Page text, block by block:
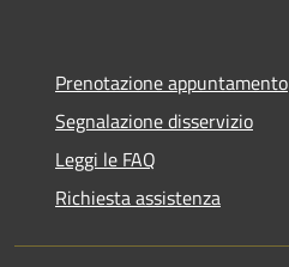
Prenotazione appuntamento
Segnalazione disservizio
Leggi le FAQ
Richiesta assistenza